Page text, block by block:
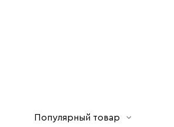
Популярный товар